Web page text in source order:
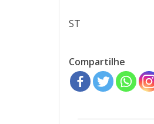
ST
Compartilhe